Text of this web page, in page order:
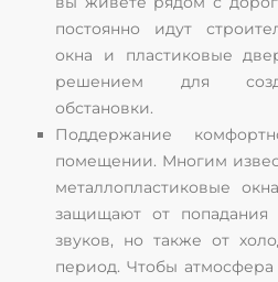
постоянно идут
окна и пластиковые
решением для
обстановки.
Поддержание
помещении. Многим
металлопластиковые
защищают от
звуков, но также от
период. Чтобы